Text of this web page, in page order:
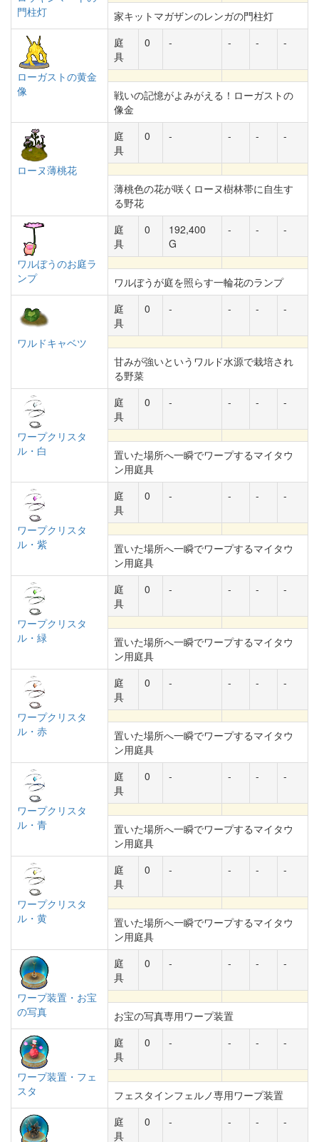
門柱灯
家キットマガザンのレンガの門柱灯
ローガストの黄金
像
庭
具
0 - - - -
戦いの記憶がよみがえる！ローガストの
像金
ローヌ薄桃花
庭
具
0 - - - -
薄桃色の花が咲くローヌ樹林帯に自生す
る野花
ワルぼうのお庭ラ
ンプ
庭
具
0
192,400
G
- - -
ワルぼうが庭を照らす一輪花のランプ
ワルドキャベツ
庭
具
0 - - - -
甘みが強いというワルド水源で栽培され
る野菜
ワープクリスタ
ル・白
庭
具
0 - - - -
置いた場所へ一瞬でワープするマイタウ
ン用庭具
ワープクリスタ
ル・紫
庭
具
0 - - - -
置いた場所へ一瞬でワープするマイタウ
ン用庭具
ワープクリスタ
ル・緑
庭
具
0 - - - -
置いた場所へ一瞬でワープするマイタウ
ン用庭具
ワープクリスタ
ル・赤
庭
具
0 - - - -
置いた場所へ一瞬でワープするマイタウ
ン用庭具
ワープクリスタ
ル・青
庭
具
0 - - - -
置いた場所へ一瞬でワープするマイタウ
ン用庭具
ワープクリスタ
ル・黄
庭
具
0 - - - -
置いた場所へ一瞬でワープするマイタウ
ン用庭具
ワープ装置・お宝
の写真
庭
具
0 - - - -
お宝の写真専用ワープ装置
ワープ装置・フェ
スタ
庭
具
0 - - - -
フェスタインフェルノ専用ワープ装置
庭
具
0 - - - -